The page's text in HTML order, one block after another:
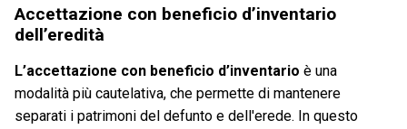
Accettazione con beneficio d’inventario
dell’eredità
L’accettazione con beneficio d’inventario è una
modalità più cautelativa, che permette di mantenere
separati i patrimoni del defunto e dell'erede. In questo